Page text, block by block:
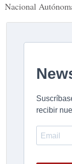
Nacional